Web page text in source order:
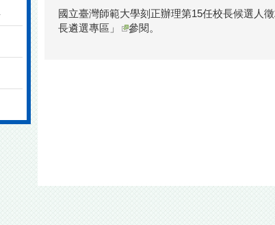
國立臺灣師範大學刻正辦理第15任校長候選人
長遴選專區」
參閱。